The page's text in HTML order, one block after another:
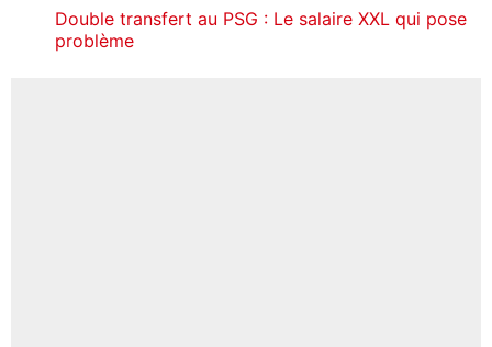
Double transfert au PSG : Le salaire XXL qui pose
problème